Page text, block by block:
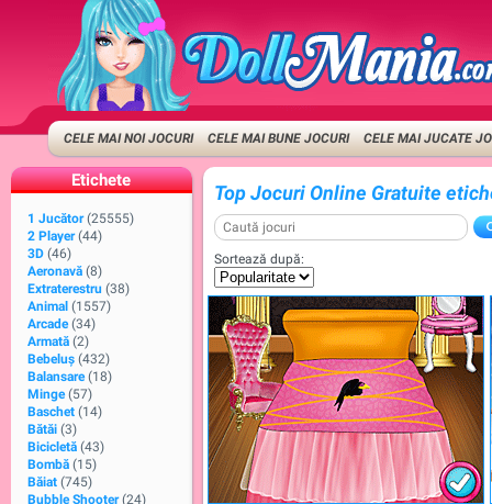
CELE MAI NOI JOCURI CELE MAI BUNE JOCURI CELE MAI JUCATE
Etichete
1 Jucător (25555)
2 Player (44)
3D (46)
Aeronavă (8)
Extraterestru (38)
Animal (1557)
Arcade (34)
Armată (2)
Bebeluș (432)
Balansare (18)
Minge (57)
Baschet (14)
Bătăi (3)
Bicicletă (43)
Bombă (15)
Băiat (745)
Bubble Shooter (24)
Top Jocuri Online Gratuite
Sortează după: